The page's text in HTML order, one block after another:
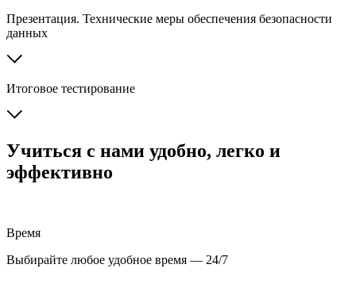
Презентация. Технические меры обеспечения безопасности
данных
Итоговое тестирование
Учиться с нами удобно, легко и
эффективно
Время
Выбирайте любое удобное время — 24/7